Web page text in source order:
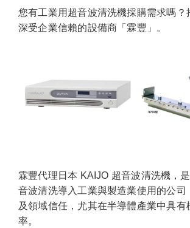
您有工業用超音波清洗機採購需求嗎？
深受企業信賴的設備商「霖豐」。
霖豐代理日本 KAIJO 超音波清洗機，
音波清洗導入工業與製造業使用的公司
及領域信任，尤其在半導體產業中具有
率。